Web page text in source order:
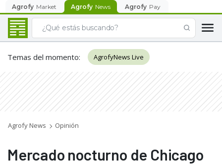
Agrofy Market Agrofy News Agrofy Pay
Temas del momento: AgrofyNews Live
Agrofy News Opinión
Mercado nocturno de Chicago